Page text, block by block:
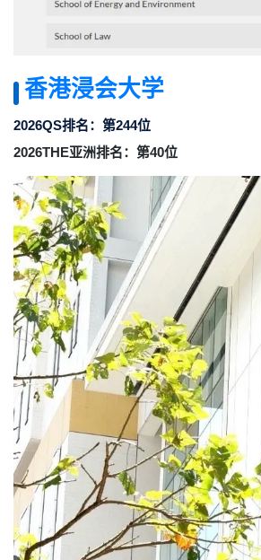
香港浸会大学
2026QS排名：第244位
2026THE亚洲排名：第40位